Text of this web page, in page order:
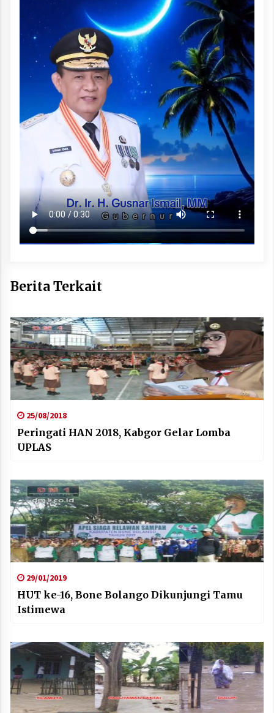
Berita Terkait
25/08/2018
Peringati HAN 2018, Kabgor Gelar Lomba
UPLAS
29/01/2019
HUT ke-16, Bone Bolango Dikunjungi Tamu
Istimewa